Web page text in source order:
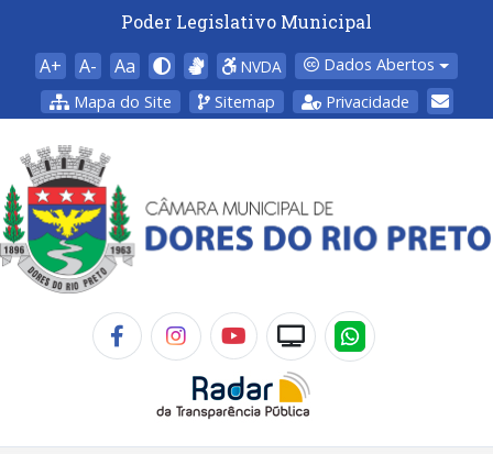
Poder Legislativo Municipal
A+ A- Aa NVDA
Dados Abertos
Mapa do Site
Sitemap Privacidade